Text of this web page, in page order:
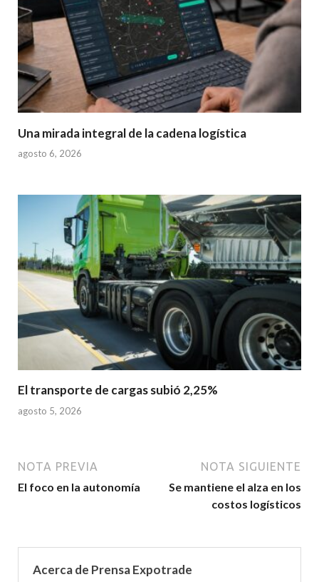
Una mirada integral de la cadena logística
agosto 6, 2026
El transporte de cargas subió 2,25%
agosto 5, 2026
NOTA PREVIA
El foco en la autonomía
NOTA SIGUIENTE
Se mantiene el alza en los
costos logísticos
Acerca de Prensa Expotrade